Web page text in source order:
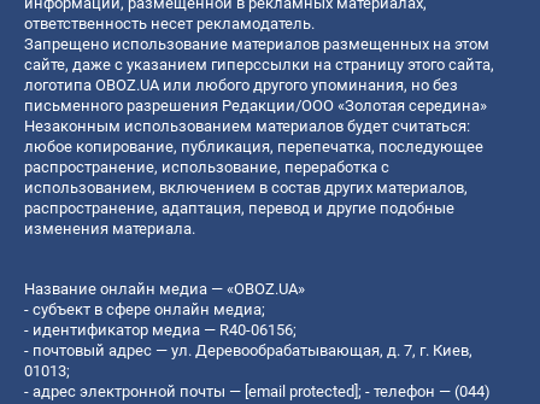
ответственность несет рекламодатель.
Запрещено использование материалов размещенных на этом
сайте, даже с указанием гиперссылки на страницу этого сайта,
логотипа OBOZ.UA или любого другого упоминания, но без
письменного разрешения Редакции/ООО «Золотая середина»
Незаконным использованием материалов будет считаться:
любое копирование, публикация, перепечатка, последующее
распространение, использование, переработка с
использованием, включением в состав других материалов,
распространение, адаптация, перевод и другие подобные
изменения материала.
Название онлайн медиа — «OBOZ.UA»
- субъект в сфере онлайн медиа;
- идентификатор медиа — R40-06156;
- почтовый адрес — ул. Деревообрабатывающая, д. 7, г. Киев,
01013;
- адрес электронной почты — [email protected]; - телефон — (044)